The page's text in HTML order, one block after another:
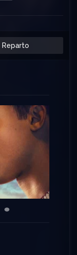
Reparto